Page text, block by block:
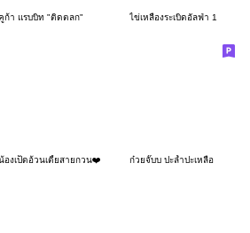
ก้า แรบบิท "ติดตลก" ไข่เหลืองระเบิดอัลฟ่า 1
องเป็ดอ้วนเตี้ยสายกวน❤️ ก๋วยจั๊บบ ปะล้ำปะเหลือ